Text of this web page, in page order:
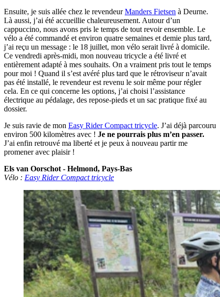
Ensuite, je suis allée chez le revendeurManders Fietsen à Deurne.
Là aussi, j’ai été accueillie chaleureusement. Autour d’un
cappuccino, nous avons pris le temps de tout revoir ensemble. Le
vélo a été commandé et environ quatre semaines et demie plus tard,
j’ai reçu un message : le 18 juillet, mon vélo serait livré à domicile.
Ce vendredi après-midi, mon nouveau tricycle a été livré et
entièrement adapté à mes souhaits. On a vraiment pris tout le temps
pour moi ! Quand il s’est avéré plus tard que le rétroviseur n’avait
pas été installé, le revendeur est revenu le soir même pour régler
cela. En ce qui concerne les options, j’ai choisi l’assistance
électrique au pédalage, des repose-pieds et un sac pratique fixé au
dossier.
Je suis ravie de mon Easy Rider Compact tricycle. J’ai déjà parcouru
environ 500 kilomètres avec ! Je ne pourrais plus m’en passer.
J’ai enfin retrouvé ma liberté et je peux à nouveau partir me
promener avec plaisir !
Els van Oorschot - Helmond, Pays-Bas
Vélo : Easy Rider Compact tricycle